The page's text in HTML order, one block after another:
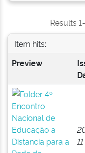
Results
Item hits:
Preview
11